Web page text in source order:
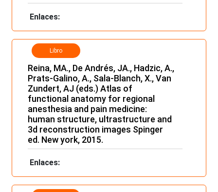
Enlaces:
Libro
Reina, MA., De Andrés, JA., Hadzic, A.,
Prats-Galino, A., Sala-Blanch, X., Van
Zundert, AJ (eds.) Atlas of
functional anatomy for regional
anesthesia and pain medicine:
human structure, ultrastructure and
3d reconstruction images Spinger
ed. New york, 2015.
Enlaces: